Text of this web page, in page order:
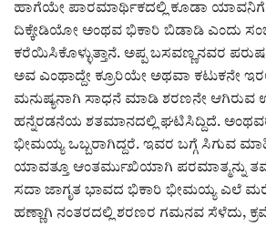
ಹಾಗೆಯೇ ಪಾರಮಾರ್ಥಿಕದಲ್ಲಿ ಕೂಡಾ ಯಾವನಿಗೆ
ದಿಕ್ಕೇಡಿಯೋ ಅಂಥವ ಭಿಕಾರಿ ಬಿಡಾಡಿ ಎಂದು
ಕರೆಯಿಸಿಕೊಳ್ಳುತ್ತಾನೆ. ಅಪ್ಪ ಬಸವಣ್ಣನವರ ಪರುಷ
ಅವ ಎಂಥಾದ್ದೇ ಕ್ರೂರಿಯೇ ಅಥವಾ ಕಟುಕನೇ
ಮನುಷ್ಯನಾಗಿ ಸಾಧನೆ ಮಾಡಿ ಶರಣನೇ ಆಗಿರುವ
ಹನ್ನೆರಡನೆಯ ಶತಮಾನದಲ್ಲಿ ಘಟಿಸಿದ್ದಿದೆ.
ಭೀಮಯ್ಯ ಒಬ್ಬರಾಗಿದ್ದರೆ. ಇವರ ಬಗ್ಗೆ ಸಿಗುವ
ಯಾವತ್ತೂ ಆಂತರ್ಮುಖಿಯಾಗಿ ಪರಮಾತ್ಮನ್ನು
ಸದಾ ಜಾಗೃತ ಭಾವದ ಭಿಕಾರಿ ಭೀಮಯ್ಯ ಎಲೆ
ಹಣ್ಣಾಗಿ ನಂತರದಲ್ಲಿ ಶರಣರ ಗಮನವ ಸೆಳೆದು,